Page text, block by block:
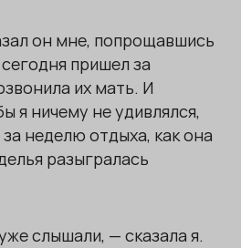
он мне, попрощавшись
пришел за
их мать. И
я ничему не удивлялся,
неделю отдыха, как она
разыгралась
слышали, — сказала я.